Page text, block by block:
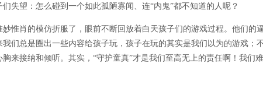
失望：怎么碰到一个如此孤陋寡闻、连“内鬼”都不知道的人呢？
惟肖的模仿折服了，眼前不断回放着白天孩子们的游戏过程。他们的
们总是圈出一些内容给孩子玩，孩子在玩的其实是我们以为的游戏；
来接纳和倾听。其实，“守护童真”才是我们至高无上的责任啊！我们